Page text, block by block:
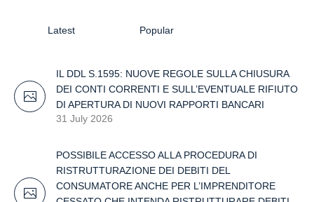
Latest Popular
IL DDL S.1595: NUOVE REGOLE SULLA CHIUSURA
DEI CONTI CORRENTI E SULL’EVENTUALE RIFIUTO
DI APERTURA DI NUOVI RAPPORTI BANCARI
31 July 2026
POSSIBILE ACCESSO ALLA PROCEDURA DI
RISTRUTTURAZIONE DEI DEBITI DEL
CONSUMATORE ANCHE PER L’IMPRENDITORE